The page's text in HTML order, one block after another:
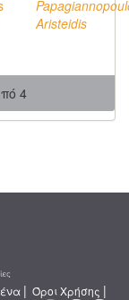
Aristeidis
4
| Όροι Χρήσης |